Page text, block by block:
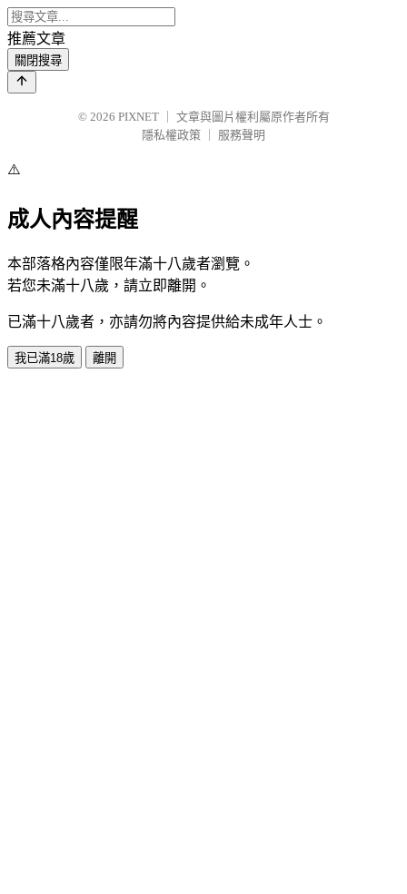
推薦文章
關閉搜尋
© 2026 PIXNET
文章與圖片權利屬原作者所有
隱私權政策
服務聲明
⚠️
成人內容提醒
本部落格內容僅限年滿十八歲者瀏覽。
若您未滿十八歲，請立即離開。
已滿十八歲者，亦請勿將內容提供給未成年人士。
我已滿18歲 離開